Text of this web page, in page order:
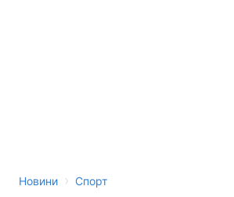
Новини › Спорт